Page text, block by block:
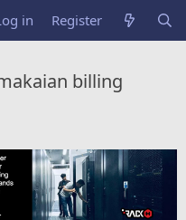
in Register
billing